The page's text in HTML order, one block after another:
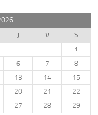
J V
S
1
6 7
8
13 14
15
20 21
22
27 28
29